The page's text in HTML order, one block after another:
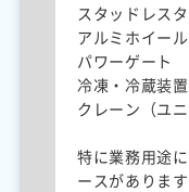
スタッドレス
アルミホイール
パワーゲート
冷凍・冷蔵装置
クレーン（ユ
特に業務用途
ースがあります